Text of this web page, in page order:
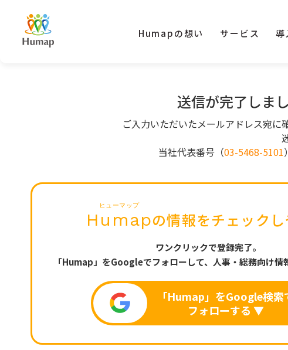
Humapの想い サービス 導
送信が完了しまし
ご入力いただいたメールアドレス宛
当社代表番号（03-5468-5101
Humap
ヒューマップ
の情報をチェックし
ワンクリックで登録完了。
「Humap」をGoogleでフォローして、 人事・総務向け情
「Humap」をGoogle検索
フォローする ▼